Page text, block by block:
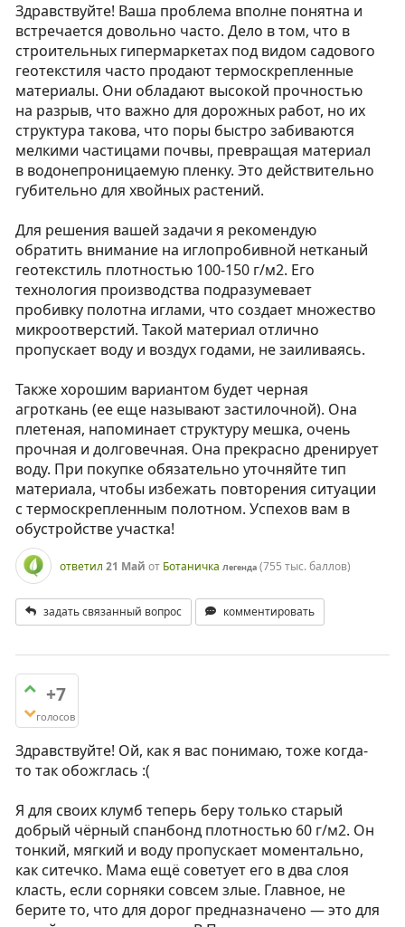
Здравствуйте! Ваша проблема вполне понятна и
встречается довольно часто. Дело в том, что в
строительных гипермаркетах под видом садового
геотекстиля часто продают термоскрепленные
материалы. Они обладают высокой прочностью
на разрыв, что важно для дорожных работ, но их
структура такова, что поры быстро забиваются
мелкими частицами почвы, превращая материал
в водонепроницаемую пленку. Это действительно
губительно для хвойных растений.
Для решения вашей задачи я рекомендую
обратить внимание на иглопробивной нетканый
геотекстиль плотностью 100-150 г/м2. Его
технология производства подразумевает
пробивку полотна иглами, что создает множество
микроотверстий. Такой материал отлично
пропускает воду и воздух годами, не заиливаясь.
Также хорошим вариантом будет черная
агроткань (ее еще называют застилочной). Она
плетеная, напоминает структуру мешка, очень
прочная и долговечная. Она прекрасно дренирует
воду. При покупке обязательно уточняйте тип
материала, чтобы избежать повторения ситуации
с термоскрепленным полотном. Успехов вам в
обустройстве участка!
ответил 21 Май от Ботаничка Легенда (755 тыс.баллов)
задать связанный вопрос комментировать
+7
голосов
Здравствуйте! Ой, как я вас понимаю, тоже когда-
то так обожглась :(
Я для своих клумб теперь беру только старый
добрый чёрный спанбонд плотностью 60 г/м2. Он
тонкий, мягкий и воду пропускает моментально,
как ситечко. Мама ещё советует его в два слоя
класть, если сорняки совсем злые. Главное, не
берите то, что для дорог предназначено — это для